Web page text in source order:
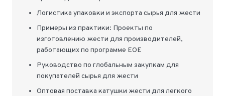
Логистика упаковки и экспорта сырья для жести
Примеры из практики: Проекты по
изготовлению жести для производителей,
работающих по программе EOE
Руководство по глобальным закупкам для
покупателей сырья для жести
Оптовая поставка катушки жести для легкого